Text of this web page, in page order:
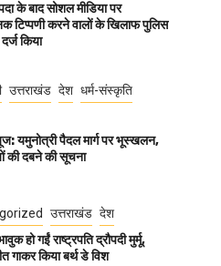
के बाद सोशल मीडिया पर
टिप्पणी करने वालों के खिलाफ पुलिस
किया
उत्तराखंड देश धर्म-संस्कृति
यमुनोत्री पैदल मार्ग पर भूस्खलन,
की दबने की सूचना
उत्तराखंड देश
हो गईं राष्ट्रपति द्रौपदी मुर्मू,
गाकर किया बर्थ डे विश